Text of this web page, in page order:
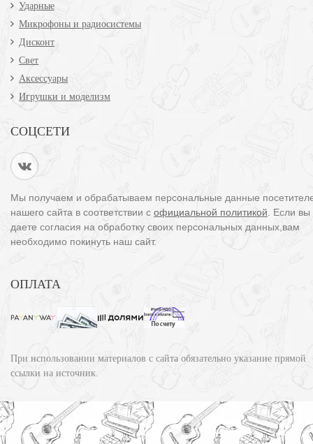
Ударные
Микрофоны и радиосистемы
Дисконт
Свет
Аксессуары
Игрушки и моделизм
СОЦСЕТИ
Мы получаем и обрабатываем персональные данные
нашего сайта в соответствии с официальной политикой . Если
даете согласия на обработку своих персональных данных,вам
необходимо покинуть наш сайт.
ОПЛАТА
При использовании материалов с сайта обязательно указание прямой
ссылки на источник.